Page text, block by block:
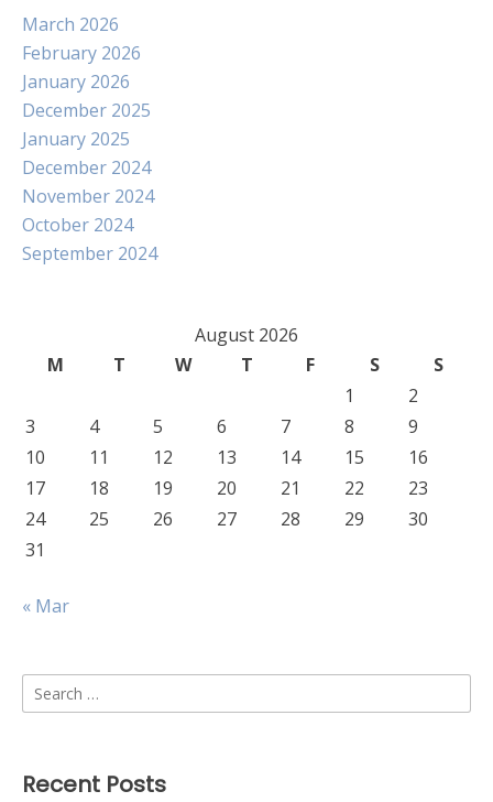
March 2026
February 2026
January 2026
December 2025
January 2025
December 2024
November 2024
October 2024
September 2024
August 2026
M
T W T F S
S
1
2
3
4 5 6 7 8
9
10
11 12 13 14 15
16
17
18 19 20 21 22
23
24
25 26 27 28 29
30
31
« Mar
Search
for:
Recent Posts